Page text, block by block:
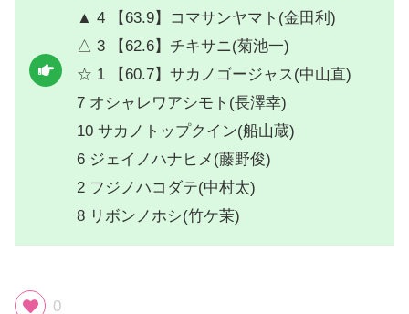
▲ 4 【63.9】コマサンヤマト(金田利)
△ 3 【62.6】チキサニ(菊池一)
☆ 1 【60.7】サカノゴージャス(中山直)
7 オシャレワアシモト(長澤幸)
10 サカノトップクイン(船山蔵)
6 ジェイノハナヒメ(藤野俊)
2 フジノハコダテ(中村太)
8 リボンノホシ(竹ケ茉)
0